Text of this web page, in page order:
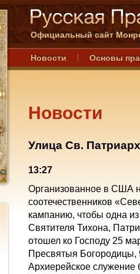
Официальный сайт
Новости Основы
Новости
Улица Св.
13:27
Организованное в США
соотечественников
кампанию, чтобы одна
Святителя Тихона,
отошел ко Господу 25
Пресвятыя Богородицы,
Архиерейское служение